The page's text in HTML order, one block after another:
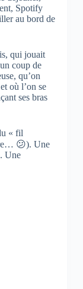
Spotify
au bord de
qui jouait
coup de
qu’on
où l’on se
ses bras
« fil
😕). Une
. Une